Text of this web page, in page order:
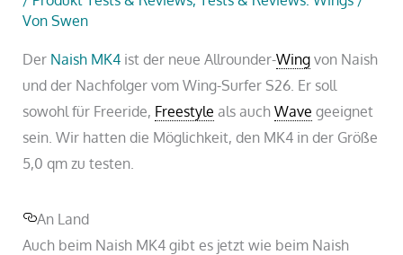
VonSwen
Der Naish MK4 ist der neue Allrounder-Wingvon Naish
und der Nachfolger vom Wing-Surfer S26. Er soll
sowohl für Freeride, Freestyle als auchWave geeignet
sein. Wir hatten die Möglichkeit, den MK4 in der Größe
5,0 qm zu testen.
An Land
Auch beim Naish MK4 gibt es jetzt wie beim Naish